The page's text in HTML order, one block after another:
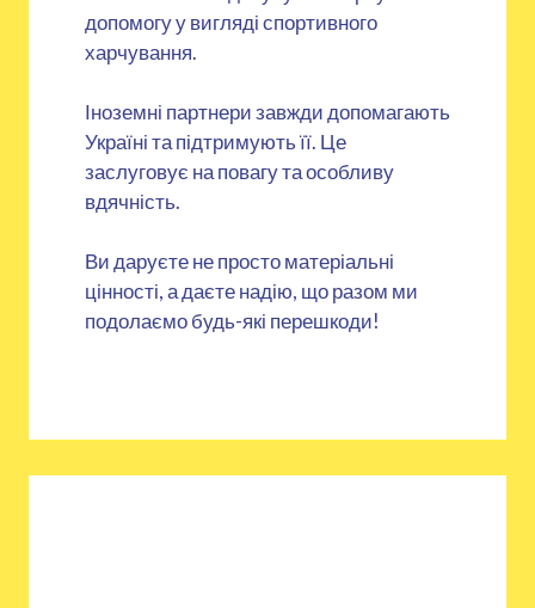
допомогу у вигляді спортивного
харчування.
Іноземні партнери завжди допомагають
Україні та підтримують її. Це
заслуговує на повагу та особливу
вдячність.
Ви даруєте не просто матеріальні
цінності, а даєте надію, що разом ми
подолаємо будь-які перешкоди!